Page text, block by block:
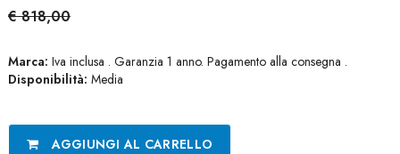
€ 818,00
Marca: Iva inclusa . Garanzia 1 anno. Pagamento alla consegna .
Disponibilità: Media
AGGIUNGI AL CARRELLO